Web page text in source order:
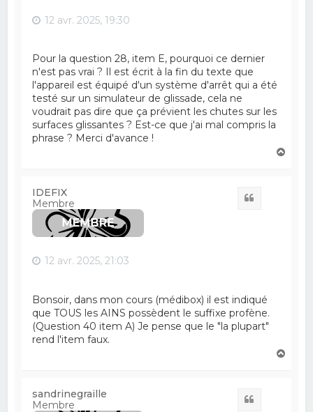
12 avr. 2025, 19:30
Pour la question 28, item E, pourquoi ce dernier
n'est pas vrai ? Il est écrit à la fin du texte que
l'appareil est équipé d'un système d'arrêt qui a été
testé sur un simulateur de glissade, cela ne
voudrait pas dire que ça prévient les chutes sur les
surfaces glissantes ? Est-ce que j'ai mal compris la
phrase ? Merci d'avance !
IDEFIX
Membre
12 avr. 2025, 21:03
Bonsoir, dans mon cours (médibox) il est indiqué
que TOUS les AINS possèdent le suffixe profène.
(Question 40 item A) Je pense que le "la plupart"
rend l'item faux.
sandrinegraille
Membre